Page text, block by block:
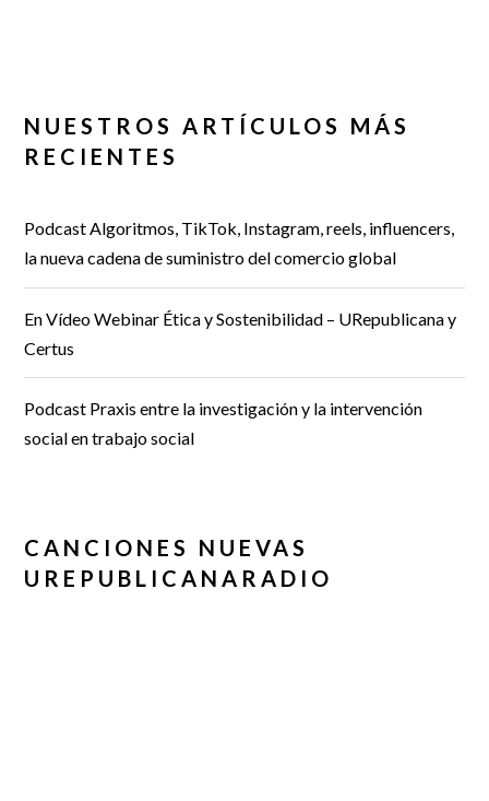
NUESTROS ARTÍCULOS MÁS
RECIENTES
Podcast Algoritmos, TikTok, Instagram, reels, influencers,
la nueva cadena de suministro del comercio global
En Vídeo Webinar Ética y Sostenibilidad – URepublicana y
Certus
Podcast Praxis entre la investigación y la intervención
social en trabajo social
CANCIONES NUEVAS
UREPUBLICANARADIO